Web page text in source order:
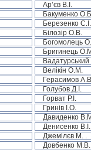
Ар’єв В.І.
Бакуменко
Березенко С.І.
Білозір О.В.
Богомолець
Бригинець
Велікін О.М.
Герасимов
Голубов Д.І.
Горват Р.І.
Гринів І.О.
Давиденко
Денисенко В.І.
Джемілєв М. .
Довбенко М.В.